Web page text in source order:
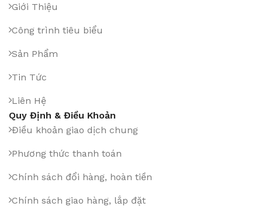
Giới Thiệu
Công trình tiêu biểu
Sản Phẩm
Tin Tức
Liên Hệ
Quy Định & Điều Khoản
Điều khoản giao dịch chung
Phương thức thanh toán
Chính sách đổi hàng, hoàn tiền
Chính sách giao hàng, lắp đặt